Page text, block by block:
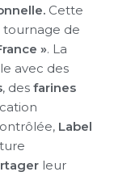
Cette
tournage de
». La
avec des
, des farines
Label
leur